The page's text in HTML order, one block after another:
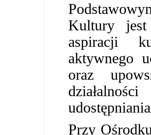
Kultury
aspiracji
aktywnego
oraz
Przy